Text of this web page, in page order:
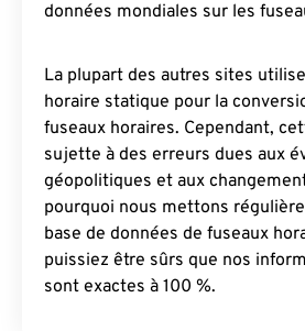
données mondiales sur les
La plupart des autres sites
horaire statique pour la
fuseaux horaires. Cependant,
sujette à des erreurs dues aux
géopolitiques et aux
pourquoi nous mettons
base de données de fuseaux
puissiez être sûrs que nos
sont exactes à 100 %.